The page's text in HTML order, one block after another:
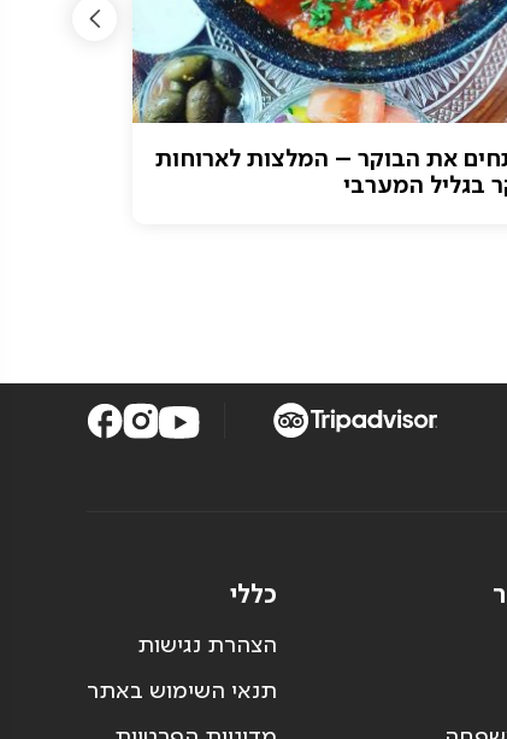
את הבוקר – המלצות לארוחות
בגליל המערבי
כללי
הצהרת נגישות
תנאי השימוש באתר